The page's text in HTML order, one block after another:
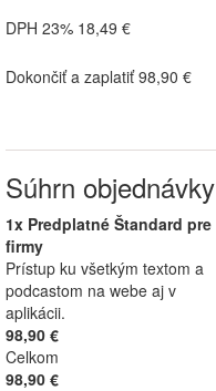
DPH 23% 18,49 €
Dokončiť a zaplatiť 98,90 €
Súhrn objednávky
1x Predplatné Štandard pre
firmy
Prístup ku všetkým textom a
podcastom na webe aj v
aplikácii.
98,90 €
Celkom
98,90 €